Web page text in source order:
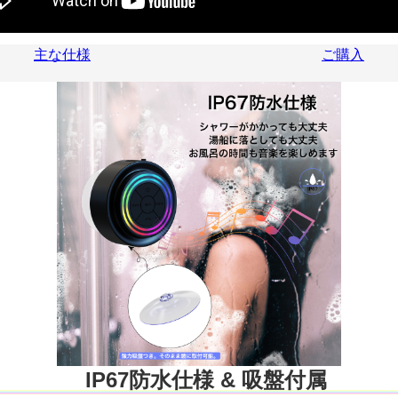
主な仕様 ご購入
IP67防水仕様 & 吸盤付属